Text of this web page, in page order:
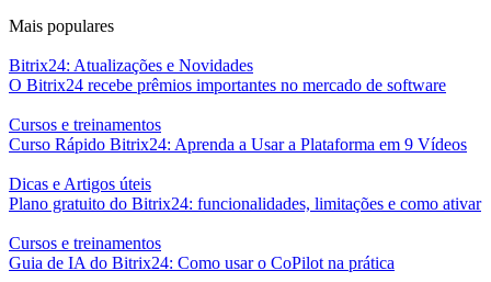
Mais populares
Bitrix24: Atualizações e Novidades
O Bitrix24 recebe prêmios importantes no mercado de software
Cursos e treinamentos
Curso Rápido Bitrix24: Aprenda a Usar a Plataforma em 9 Vídeos
Dicas e Artigos úteis
Plano gratuito do Bitrix24: funcionalidades, limitações e como ativar
Cursos e treinamentos
Guia de IA do Bitrix24: Como usar o CoPilot na prática